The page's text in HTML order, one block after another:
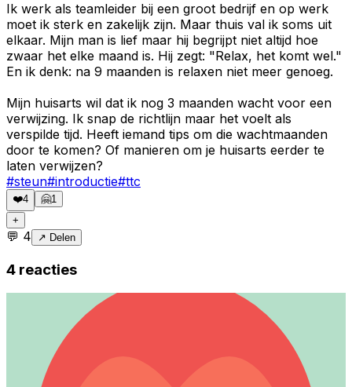
Ik werk als teamleider bij een groot bedrijf en op werk
moet ik sterk en zakelijk zijn. Maar thuis val ik soms uit
elkaar. Mijn man is lief maar hij begrijpt niet altijd hoe
zwaar het elke maand is. Hij zegt: "Relax, het komt wel."
En ik denk: na 9 maanden is relaxen niet meer genoeg.
Mijn huisarts wil dat ik nog 3 maanden wacht voor een
verwijzing. Ik snap de richtlijn maar het voelt als
verspilde tijd. Heeft iemand tips om die wachtmaanden
door te komen? Of manieren om je huisarts eerder te
laten verwijzen?
#steun#introductie#ttc
❤️4 🤗1
+
💬 4 ↗ Delen
4 reacties